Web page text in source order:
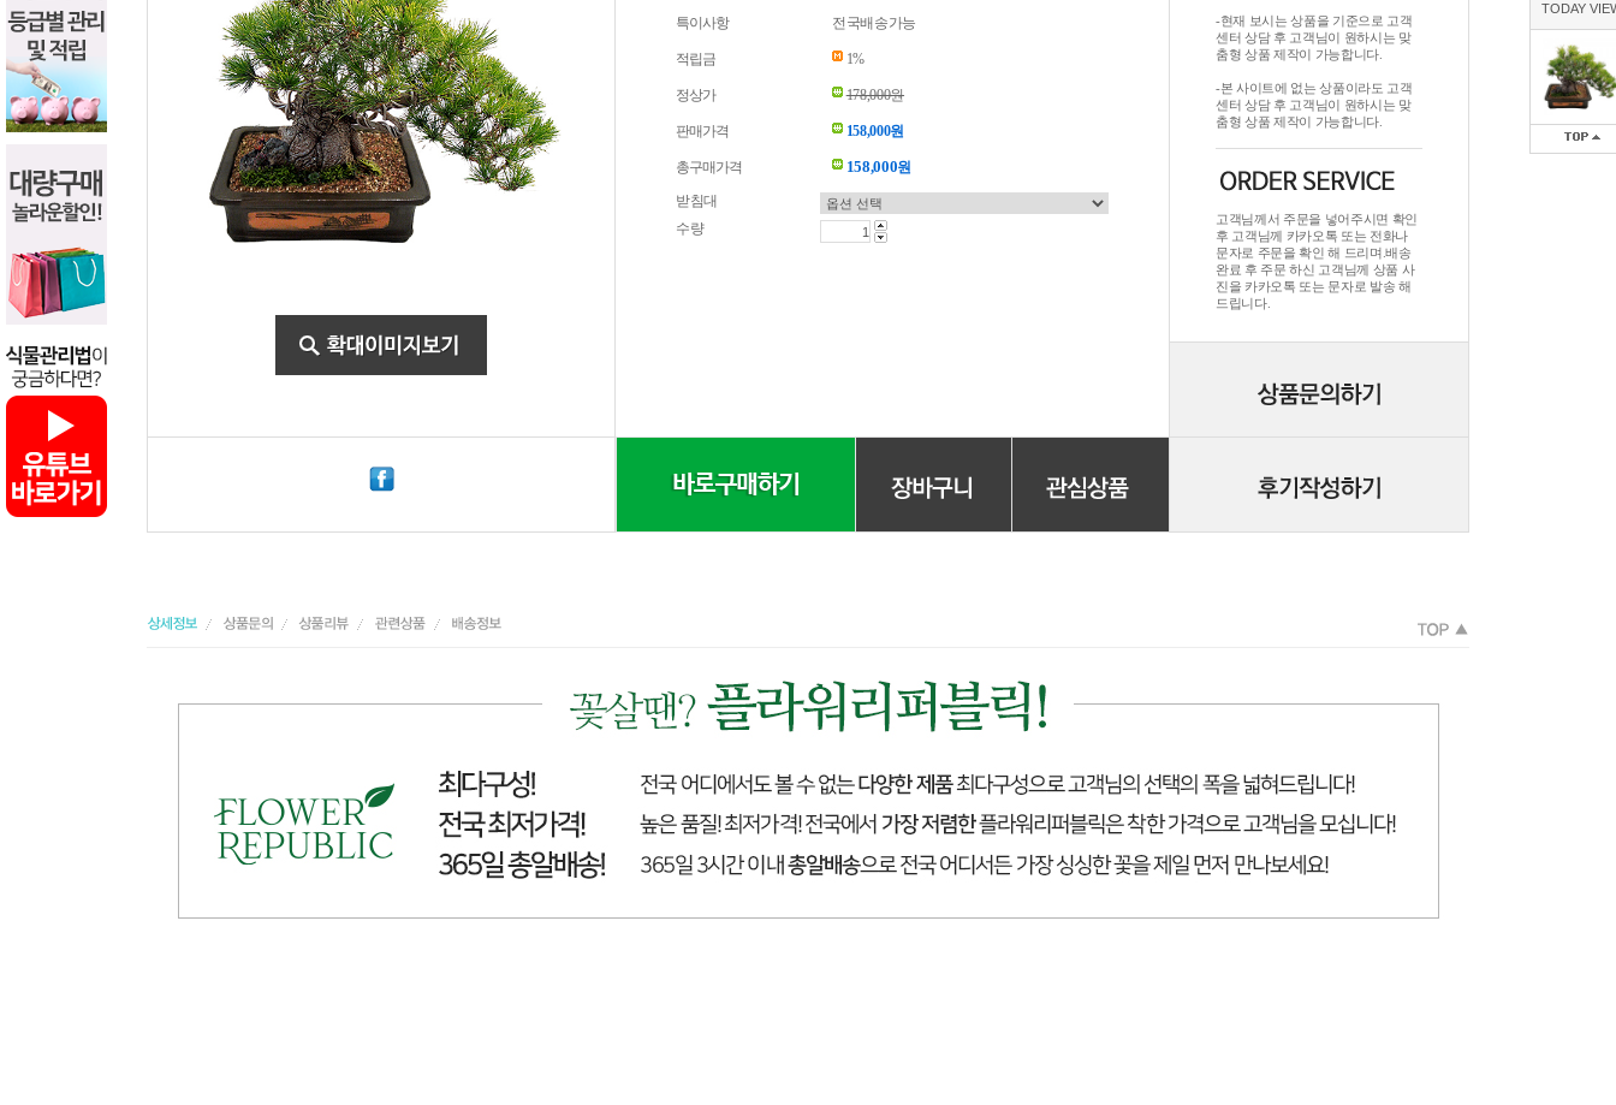
TODAY
특이사항 전국배송가능
적립금 1%
정상가 178,000원
판매가격 158,000원
총구매가격 158,000원
받침대
수량
-현재 보시는 상품을 기준으로 고객
센터 상담 후 고객님이 원하시는 맞
춤형 상품 제작이 가능합니다.
-본 사이트에 없는 상품이라도 고객
센터 상담 후 고객님이 원하시는 맞
춤형 상품 제작이 가능합니다.
고객님께서 주문을 넣어주시면 확인
후 고객님께 카카오톡 또는 전화나
문자로 주문을 확인 해 드리며.배송
완료 후 주문 하신 고객님께 상품 사
진을 카카오톡 또는 문자로 발송 해
드립니다.